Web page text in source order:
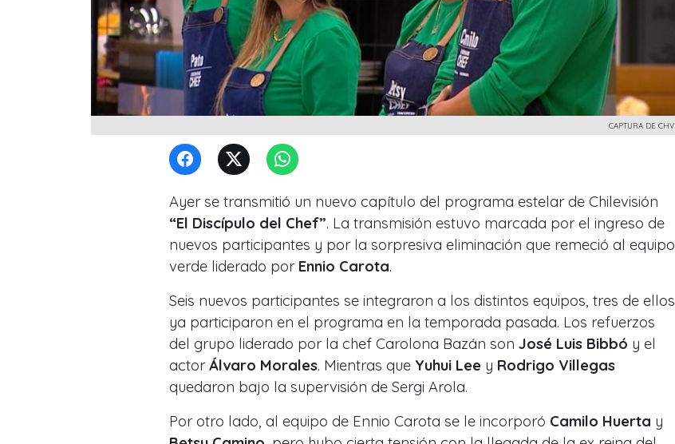
CAPTURA DE CHV
Ayer se transmitió un nuevo capítulo del programa estelar de Chilevisión
“El Discípulo del Chef”. La transmisión estuvo marcada por el ingreso de
nuevos participantes y por la sorpresiva eliminación que remeció al equipo
verde liderado por Ennio Carota.
Seis nuevos participantes se integraron a los distintos equipos, tres de ellos
ya participaron en el programa en la temporada pasada. Los refuerzos
del grupo liderado por la chef Carolona Bazán son José Luis Bibbó y el
actor Álvaro Morales. Mientras que Yuhui Lee y Rodrigo Villegas
quedaron bajo la supervisión de Sergi Arola.
Por otro lado, al equipo de Ennio Carota se le incorporó Camilo Huerta y